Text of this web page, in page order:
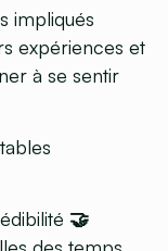
impliqués
expériences et
à se sentir
🤝